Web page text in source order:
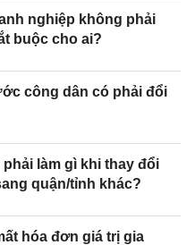
nghiệp không phải
buộc cho ai?
công dân có phải đổi
phải làm gì khi thay đổi
quận/tỉnh khác?
hóa đơn giá trị gia